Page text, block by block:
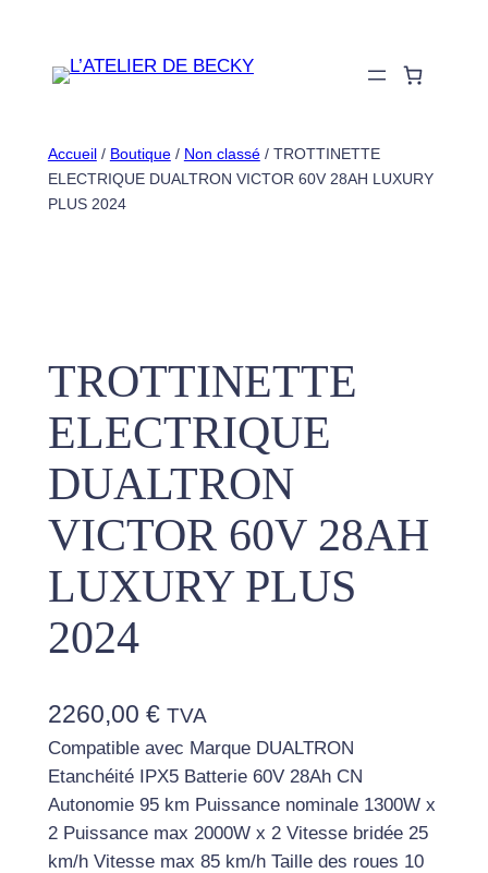
contenu
Accueil/ Boutique/ Non classé/ TROTTINETTE
ELECTRIQUE DUALTRON VICTOR 60V 28AH LUXURY
PLUS 2024
TROTTINETTE
ELECTRIQUE
DUALTRON
VICTOR 60V 28AH
LUXURY PLUS
2024
2260,00 € TVA
Compatible avec Marque DUALTRON
Etanchéité IPX5 Batterie 60V 28Ah CN
Autonomie 95 km Puissance nominale 1300W x
2 Puissance max 2000W x 2 Vitesse bridée 25
km/h Vitesse max 85 km/h Taille des roues 10